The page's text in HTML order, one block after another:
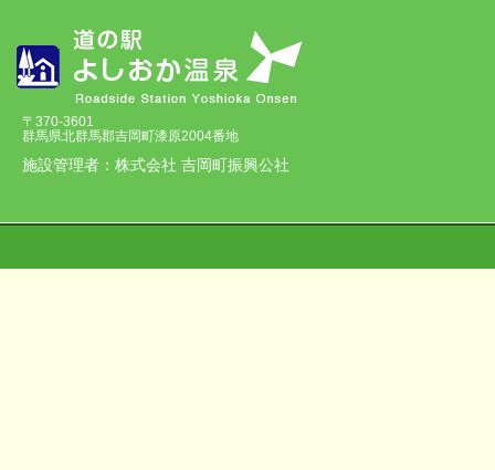
〒370-3601
群馬県北群馬郡吉岡町漆原2004番地
施設管理者：株式会社 吉岡町振興公社